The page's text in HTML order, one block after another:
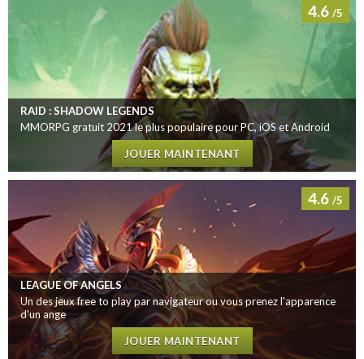
4.6 /5
RAID : SHADOW LEGENDS
MMORPG gratuit 2021 le plus populaire pour PC, iOS et Android
JOUER MAINTENANT
4.6 /5
LEAGUE OF ANGELS
Un des jeux free to play par navigateur ou vous prenez l'apparence
d'un ange
JOUER MAINTENANT